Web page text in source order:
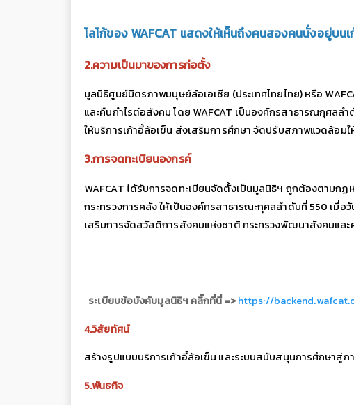
โลโก้ของ WAFCAT แสดงให้เห็นถึงคนสองคนนั่งอยู่บน
2.ความเป็นมาของการก่อตั้ง
มูลนิธิศูนย์มิตรภาพมนุษย์ล้อเอเซีย (ประเทศไทยไทย) หรือ
และคืนกำไรต่อสังคม โดย WAFCAT เป็นองค์กรสาธารณกุศลล
ให้บริการเก้าอี้ล้อเข็น ส่งเสริมการศึกษา จัดปรับสภาพแวดล้อ
3.การจดทะเบียนองกรค์
WAFCAT ได้รับการจดทะเบียนจัดตั้งเป็นมูลนิธิฯ ถูกต้องตามก
กระทรวงการคลัง ให้เป็นองค์กรสาธารณะกุศลลำดับที่ 550 เมื่
เสริมการจัดสวัสดิการสังคมแห่งชาติ กระทรวงพัฒนาสังคมและ
ระเบียบข้อบังคับมูลนิธิฯ คลิ๊กที่นี่ =>https://
4.วิสัยทัศน์
สร้างรูปแบบบริการเก้าอี้ล้อเข็น และระบบสนับสนุนการศึกษาสู่
5.พันธกิจ